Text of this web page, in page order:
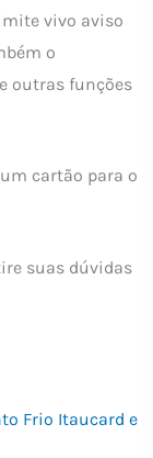
vivo aviso
o
outras funções
cartão para o
suas dúvidas
Frio Itaucard e